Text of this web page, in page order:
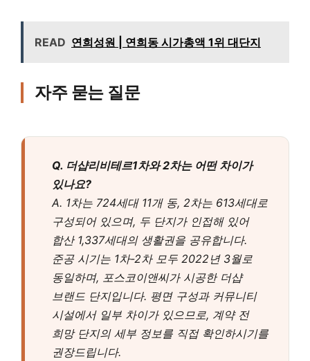
READ 연희성원 | 연희동 시가총액 1위 대단지
자주 묻는 질문
Q. 더샵리비테르1차와 2차는 어떤 차이가
있나요?
A. 1차는 724세대 11개 동, 2차는 613세대로
구성되어 있으며, 두 단지가 인접해 있어
합산 1,337세대의 생활권을 공유합니다.
준공 시기는 1차-2차 모두 2022년 3월로
동일하며, 포스코이앤씨가 시공한 더샵
브랜드 단지입니다. 평면 구성과 커뮤니티
시설에서 일부 차이가 있으므로, 계약 전
희망 단지의 세부 정보를 직접 확인하시기를
권장드립니다.